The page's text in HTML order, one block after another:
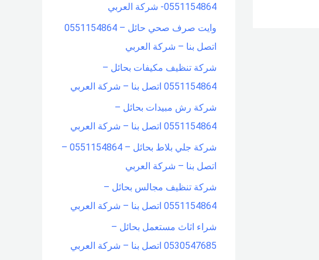
0551154864- شركة العربي
وايت صرف صحي حائل – 0551154864
اتصل بنا – شركة العربي
شركة تنظيف مكيفات بحائل –
0551154864 اتصل بنا – شركة العربي
شركة رش مبيدات بحائل –
0551154864 اتصل بنا – شركة العربي
شركة جلي بلاط بحائل – 0551154864 –
اتصل بنا – شركة العربي
شركة تنظيف مجالس بحائل –
0551154864 اتصل بنا – شركة العربي
شراء اثاث مستعمل بحائل –
0530547685 اتصل بنا – شركة العربي